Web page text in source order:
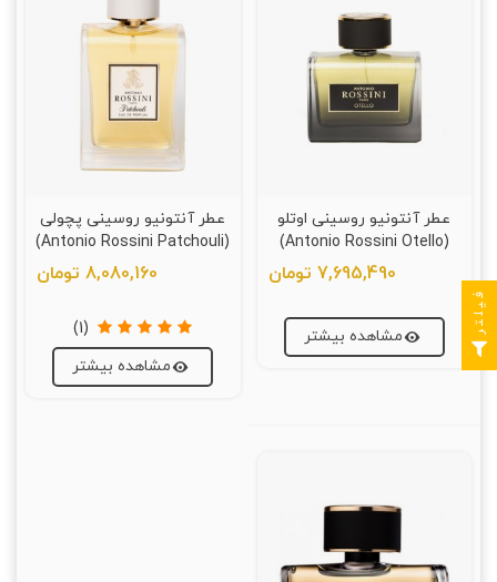
عطر آنتونیو روسینی اوتلو
(Antonio Rossini Otello)
7,695,490 تومان
مشاهده بیشتر
عطر آنتونیو روسینی پچولی
(Antonio Rossini Patchouli)
8,080,160 تومان
(1)
مشاهده بیشتر
فیلتر